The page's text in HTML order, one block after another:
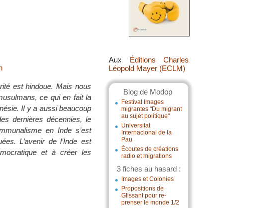
Aux Éditions Charles
Léopold Mayer (ECLM)
Blog de Modop
Festival Images
migrantes "Du migrant
au sujet politique"
Universitat
Internacional de la
Pau
Écoutes de créations
radio et migrations
3 fiches au hasard :
Images et Colonies
Propositions de
Glissant pour re-
prenser le monde 1/2
est hindoue. Mais nous
ce qui en fait la
Il y a aussi beaucoup
dernières décennies, le
en Inde s’est
L’avenir de l’Inde est
et à créer les